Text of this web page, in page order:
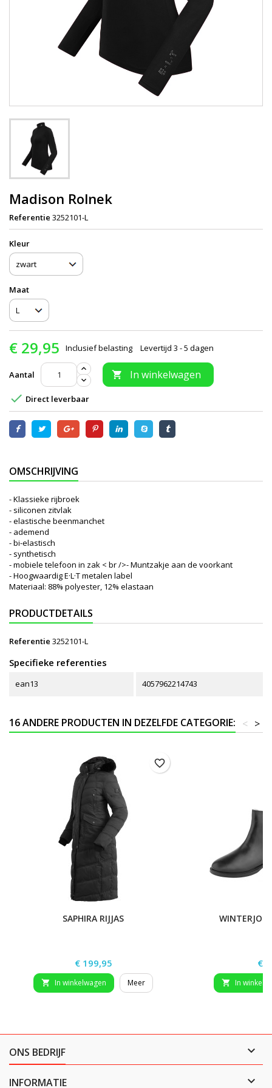
Madison Rolnek
Referentie 3252101-L
Kleur
Maat
€ 29,95 Inclusief belasting Levertijd 3 - 5 dagen
Aantal  In winkelwagen
 Direct leverbaar
OMSCHRIJVING
- Klassieke rijbroek
- siliconen zitvlak
- elastische beenmanchet
- ademend
- bi-elastisch
- synthetisch
- mobiele telefoon in zak < br />- Muntzakje aan de voorkant
- Hoogwaardig E·L·T metalen label
Materiaal: 88% polyester, 12% elastaan
PRODUCTDETAILS
Referentie 3252101-L
Specifieke referenties
ean13 4057962214743
16 ANDERE PRODUCTEN IN DEZELFDE CATEGORIE: >
<
SAPHIRA RIJJAS
Prijs
€ 199,95
 In winkelwagen Meer
favorite_border
€
 In
ONS BEDRIJF 
INFORMATIE 